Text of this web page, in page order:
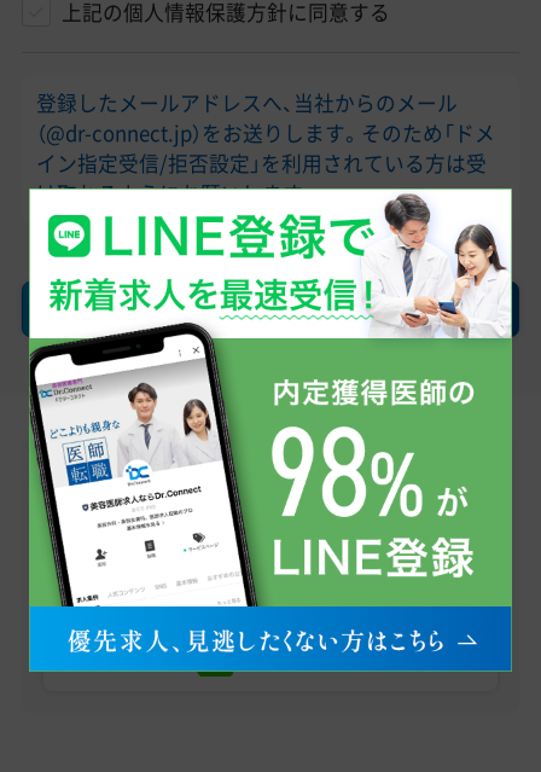
上記の個人情報保護方針に同意する
登録したメールアドレスへ、当社からのメール
（@dr-connect.jp）をお送りします。そのため「ドメ
イン指定受信/拒否設定」を利用されている方は受
け取れるようにお願いします。
確認画面へ
LINEで無料転職相談
医師求人情報のお問い合わせから、転職への不安・
疑問点まで、お気軽にご相談ください。
まずはお友だち登録から！
友だち追加